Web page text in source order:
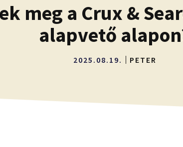
meg a Crux &
alapvető
2025.08.19. PETER